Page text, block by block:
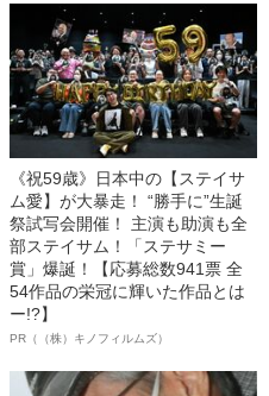
《祝59歳》日本中の【ステイサ
ム愛】が大暴走！ “勝手に”生誕
祭試写会開催！ 主演も助演も全
部ステイサム！「ステサミー
賞」爆誕！【応募総数941票 全
54作品の栄冠に輝いた作品とは
ー!?】
PR（（株）キノフィルムズ）